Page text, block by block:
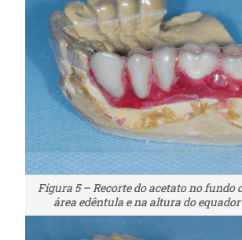
Figura 5 – Recorte do acetato no fundo
área edêntula e na altura do equador